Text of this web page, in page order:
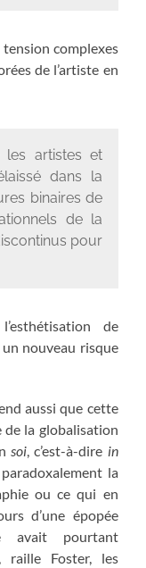
tension complexes
de l’artiste en
les artistes et
dans la
binaires de
de la
pour
de
nouveau risque
aussi que cette
de la globalisation
soi, c’est-à-dire in
la
ou ce qui en
d’une épopée
avait pourtant
raille Foster, les